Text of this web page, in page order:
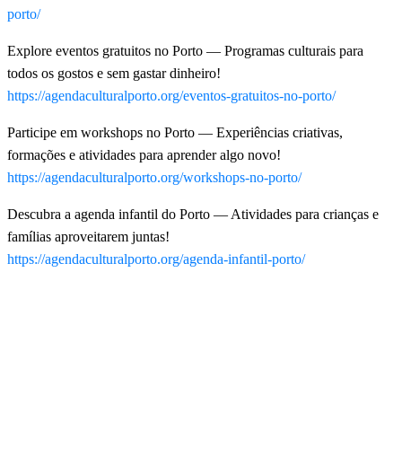
porto/
Explore eventos gratuitos no Porto — Programas culturais para
todos os gostos e sem gastar dinheiro!
https://agendaculturalporto.org/eventos-gratuitos-no-porto/
Participe em workshops no Porto — Experiências criativas,
formações e atividades para aprender algo novo!
https://agendaculturalporto.org/workshops-no-porto/
Descubra a agenda infantil do Porto — Atividades para crianças e
famílias aproveitarem juntas!
https://agendaculturalporto.org/agenda-infantil-porto/